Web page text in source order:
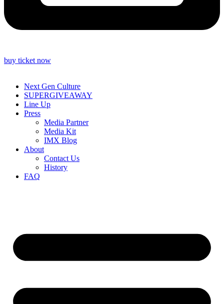
buy ticket now
Next Gen Culture
SUPERGIVEAWAY
Line Up
Press
Media Partner
Media Kit
IMX Blog
About
Contact Us
History
FAQ